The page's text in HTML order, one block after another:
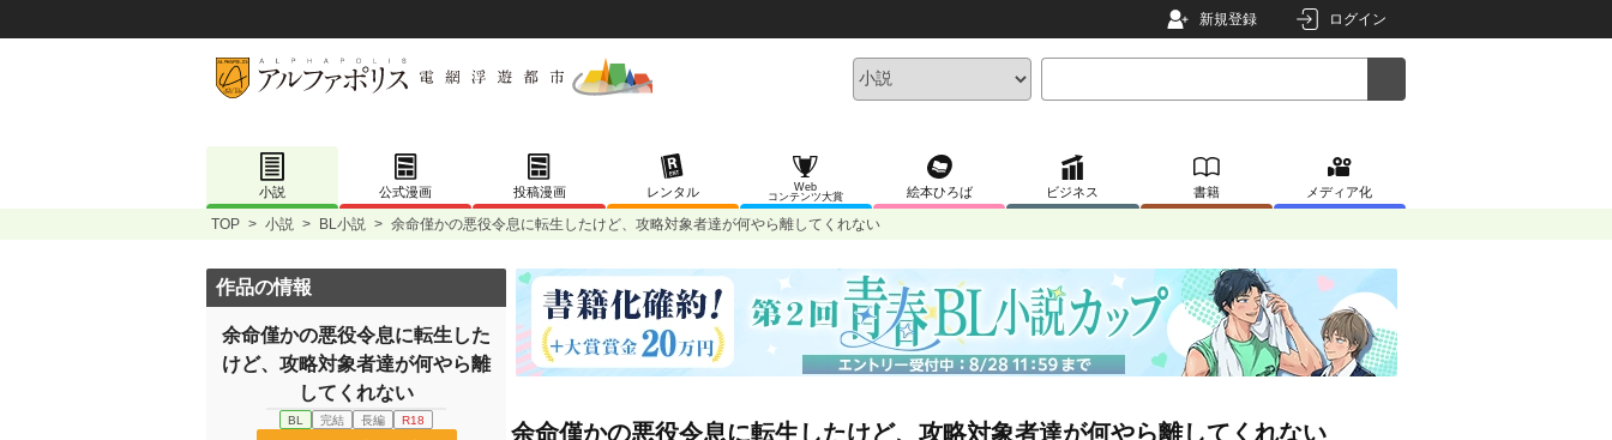
新規登録 ログイン
小説 公式漫画 投稿漫画 レンタル
Web
コンテンツ大賞
絵本ひろば ビジネス 書籍 メディア化
TOP > 小説 > BL小説 > 余命僅かの悪役令息に転生したけど、攻略対象者達が何やら離してくれない
余命僅かの悪役令息に転生したけど、攻略対象者達が何やら離してくれない
作品の情報
余命僅かの悪役令息に転生した
けど、攻略対象者達が何やら離
してくれない
BL 完結 長編 R18